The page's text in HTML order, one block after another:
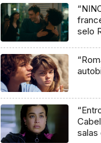
selo
salas